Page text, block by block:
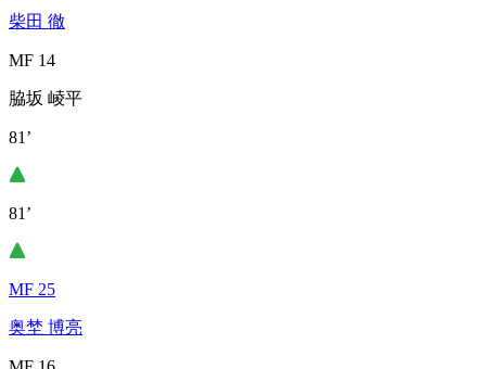
柴田 徹
MF 14
脇坂 崚平
81’
81’
MF 25
奥埜 博亮